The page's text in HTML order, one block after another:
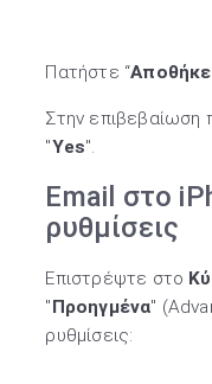
Πατήστε “
Στην επιβεβαίωση
"Yes".
Εmail στο
ρυθμίσεις
Επιστρέψτε στο
"Προηγμένα"
ρυθμίσεις: